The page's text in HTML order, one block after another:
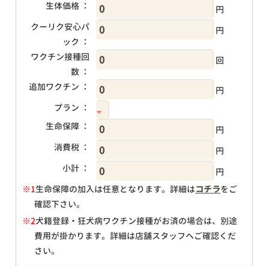
生体価格 ：
円
クーリク安心パ
ック ：
円
ワクチン接種回
数 ：
回
追加ワクチン ：
円
プラン ：
生命保障 ：
円
消費税 ：
円
小計 ：
円
※1生命保障の加入は任意となります。詳細はコチラをご
確認下さい。
※2犬籍登録・狂犬病ワクチン接種がお済の場合は、別途
費用が掛かります。詳細は店舗スタッフへご確認くだ
さい。